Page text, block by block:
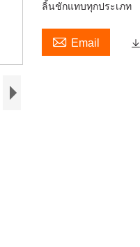
ลิ้นชักแทบทุกประเภท
 Email 